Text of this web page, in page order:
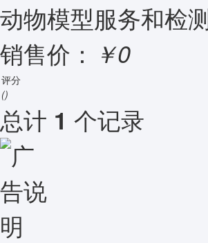
动物模型服务和检
销售价： ￥0
评分
()
总计 1 个记录